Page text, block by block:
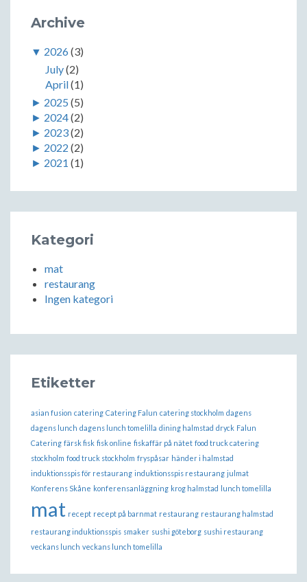
Archive
▼ 2026(3)
July(2)
April(1)
► 2025 (5)
► 2024(2)
► 2023(2)
► 2022 (2)
► 2021 (1)
Kategori
mat
restaurang
Ingen kategori
Etiketter
asian fusion catering Catering Falun catering stockholm dagens
dagens lunch dagens lunch tomelilla dining halmstad dryck Falun
Catering färsk fisk fisk online fiskaffär på nätet food truck catering
stockholm food truck stockholm fryspåsar händer i halmstad
induktionsspis för restaurang induktionsspis restaurang julmat
Konferens Skåne konferensanläggning krog halmstad lunch tomelilla
mat recept recept på barnmat restaurang restaurang halmstad
restaurang induktionsspis smaker sushi göteborg sushi restaurang
veckans lunch veckans lunch tomelilla